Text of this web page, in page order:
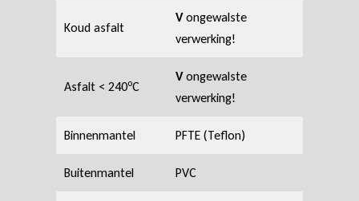
Koud asfalt
Vongewalste
verwerking!
Asfalt < 240oC
Vongewalste
verwerking!
Binnenmantel PFTE (Teflon)
Buitenmantel PVC